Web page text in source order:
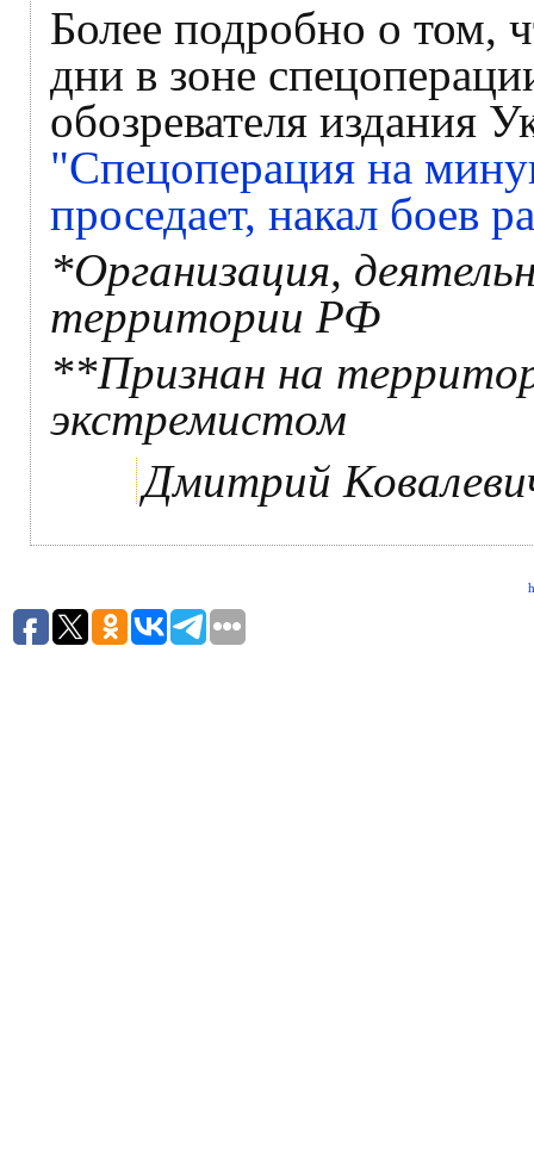
Более подробно о том,
дни в зоне
обозревателя издания
"Спецоперация на
проседает, накал боев
*Организация,
территории РФ
**Признан на
экстремистом
Дмитрий